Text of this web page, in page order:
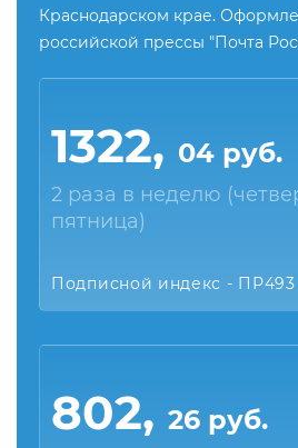
Краснодарском крае.
российской прессы "Почта
1322, 04 руб.
2 раза в неделю
пятница)
Подписной индекс - ПР493
802, 26 руб.